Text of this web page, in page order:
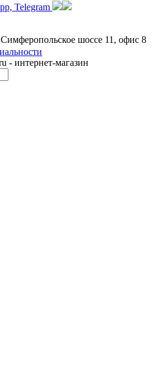
Telegram
шоссе 11, офис 8
- интернет-магазин